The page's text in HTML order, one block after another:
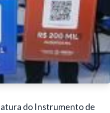
do Instrumento de